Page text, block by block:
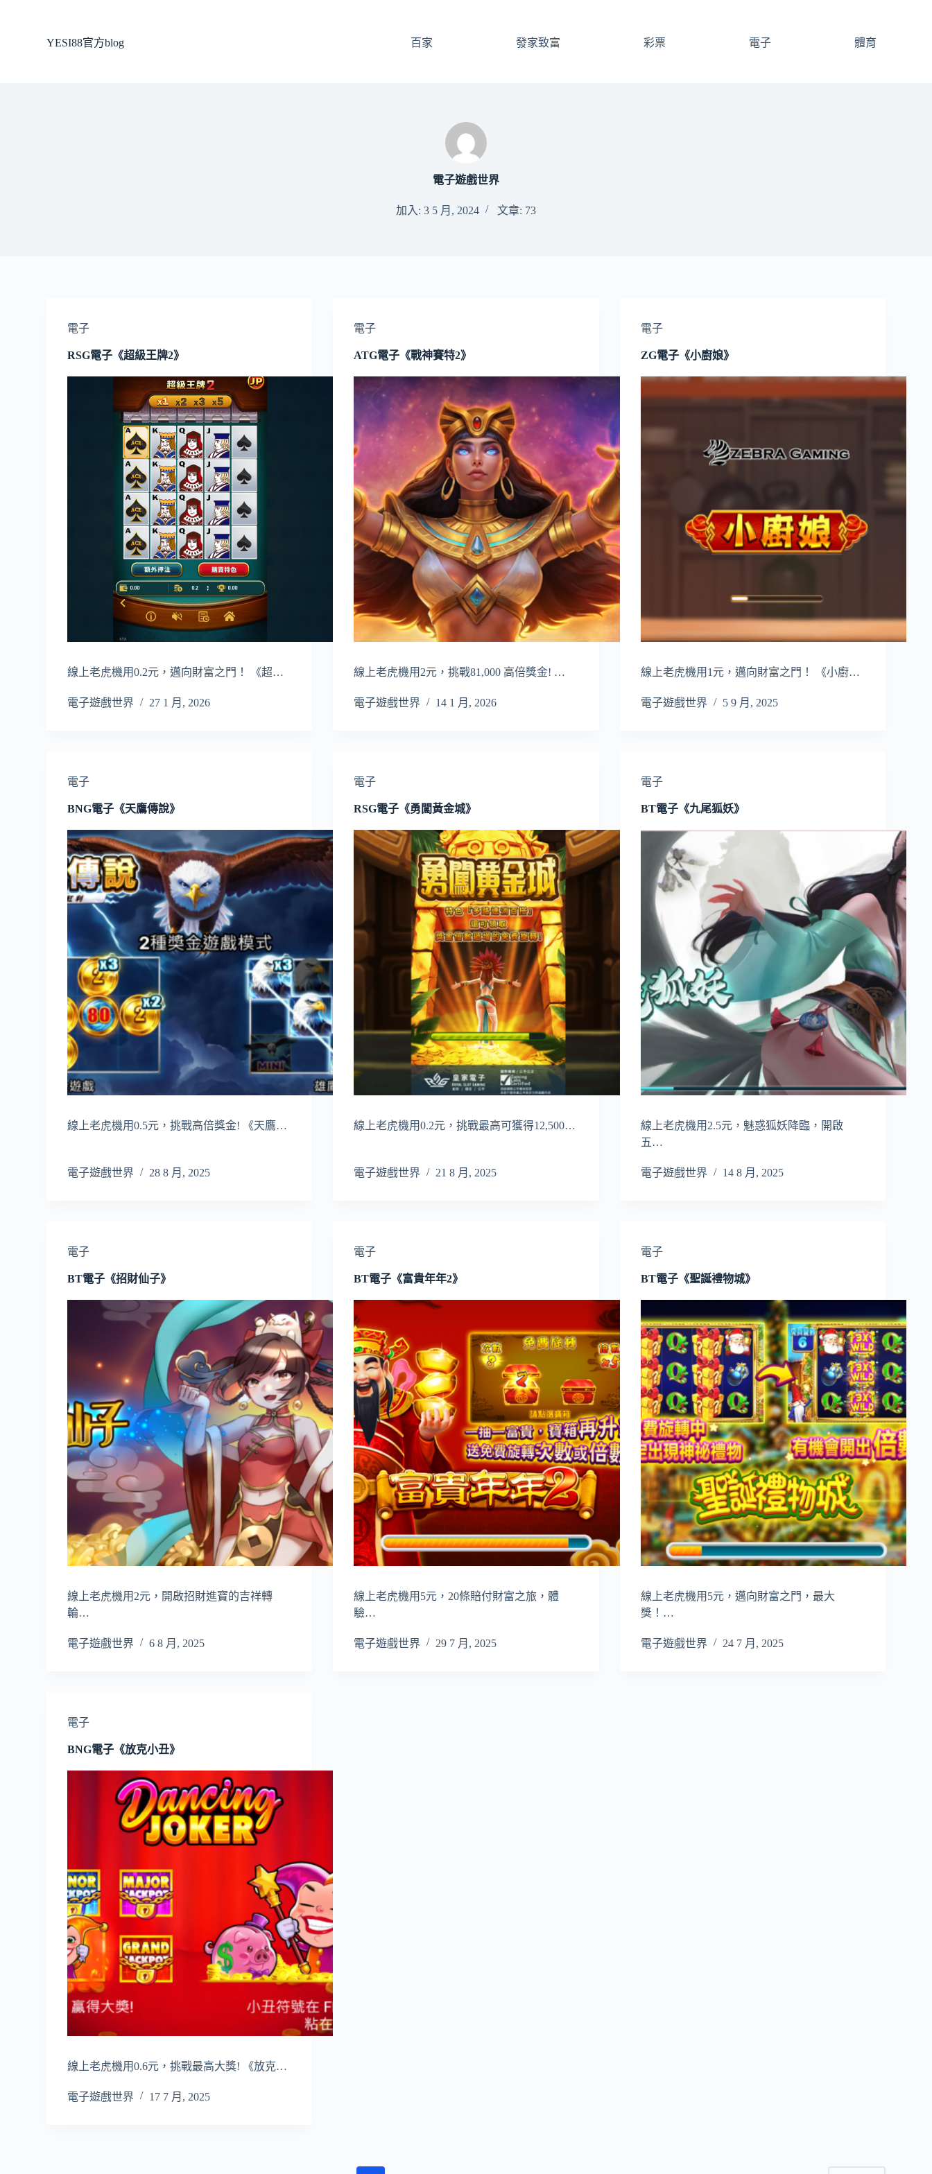
YESI88官方blog 百家 發家致富 彩票 電子 體育
電子遊戲世界
加入: 3 5 月, 2024 文章: 73
電子
RSG電子《超級王牌2》
線上老虎機用0.2元，邁向財富之門！ 《超…
電子遊戲世界 27 1 月, 2026
電子
ATG電子《戰神賽特2》
線上老虎機用2元，挑戰81,000 高倍獎金! …
電子遊戲世界 14 1 月, 2026
電子
ZG電子《小廚娘》
線上老虎機用1元，邁向財富之門！ 《小廚…
電子遊戲世界 5 9 月, 2025
電子
BNG電子《天鷹傳說》
線上老虎機用0.5元，挑戰高倍獎金! 《天鷹…
電子遊戲世界 28 8 月, 2025
電子
RSG電子《勇闖黃金城》
線上老虎機用0.2元，挑戰最高可獲得12,500…
電子遊戲世界 21 8 月, 2025
電子
BT電子《九尾狐妖》
線上老虎機用2.5元，魅惑狐妖降臨，開啟
五…
電子遊戲世界 14 8 月, 2025
電子
BT電子《招財仙子》
線上老虎機用2元，開啟招財進寶的吉祥轉
輪…
電子遊戲世界 6 8 月, 2025
電子
BT電子《富貴年年2》
線上老虎機用5元，20條賠付財富之旅，體
驗…
電子遊戲世界 29 7 月, 2025
電子
BT電子《聖誕禮物城》
線上老虎機用5元，邁向財富之門，最大
獎！…
電子遊戲世界 24 7 月, 2025
電子
BNG電子《放克小丑》
線上老虎機用0.6元，挑戰最高大獎! 《放克…
電子遊戲世界 17 7 月, 2025